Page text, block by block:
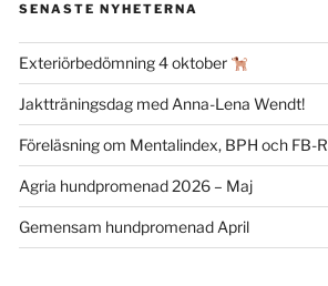
SENASTE NYHETERNA
Exteriörbedömning 4 oktober
Jaktträningsdag med Anna-Lena Wendt!
Föreläsning om Mentalindex, BPH och FB-R
Agria hundpromenad 2026 – Maj
Gemensam hundpromenad April